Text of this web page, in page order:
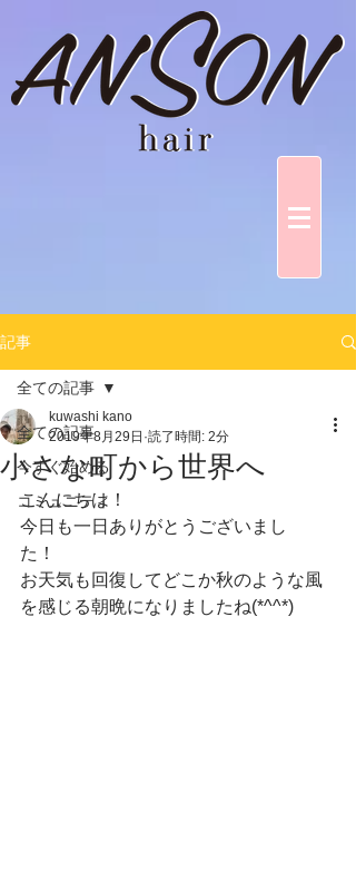
記事
全ての記事
今すぐ始める
コミュニティ
全ての記事
小さな町から世界へ
kuwashi kano
2019年8月29日 読了時間: 2分
こんにちは！
今日も一日ありがとうございまし
た！
お天気も回復してどこか秋のような風
を感じる朝晩になりましたね(*^^*)